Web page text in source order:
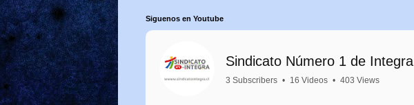
Siguenos en Youtube
Sindicato Número 1 de Integra
3 Subscribers • 16 Videos • 403 Views